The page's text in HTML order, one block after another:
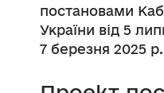
постановами
України від 5
7 березня 2025